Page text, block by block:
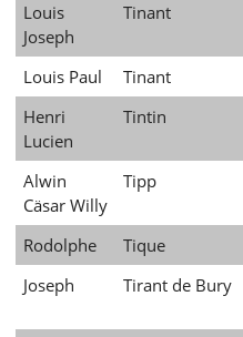
Louis
Joseph
Tinant
Louis Paul Tinant
Henri
Lucien
Tintin
Alwin
Cäsar Willy
Tipp
Rodolphe Tique
Joseph
Tirant de Bury